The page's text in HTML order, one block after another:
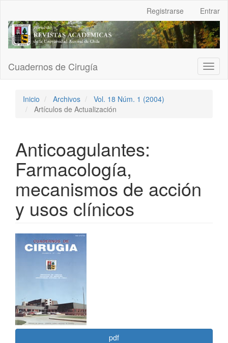
Contenido
principal
Barra
Registrarse Entrar
Cuadernos de Cirugía
Inicio Archivos
Vol. 18 Núm. 1 (2004)
Artículos de Actualización
Anticoagulantes:
Farmacología,
mecanismos de acción
y usos clínicos
Barra
lateral
artículo
pdf